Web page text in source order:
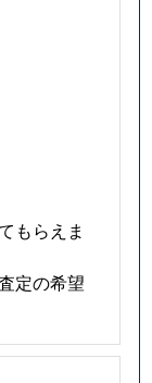
もらえま
定の希望